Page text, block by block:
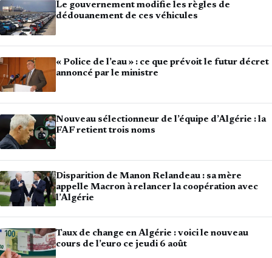
Le gouvernement modifie les règles de
dédouanement de ces véhicules
« Police de l’eau » : ce que prévoit le futur décret
annoncé par le ministre
Nouveau sélectionneur de l’équipe d’Algérie : la
FAF retient trois noms
Disparition de Manon Relandeau : sa mère
appelle Macron à relancer la coopération avec
l’Algérie
Taux de change en Algérie : voici le nouveau
cours de l’euro ce jeudi 6 août